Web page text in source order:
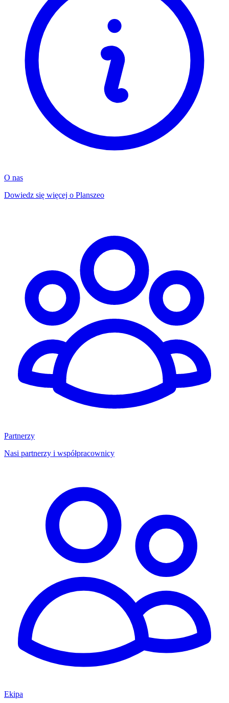
O nas
Dowiedz się więcej o Planszeo
Partnerzy
Nasi partnerzy i współpracownicy
Ekipa